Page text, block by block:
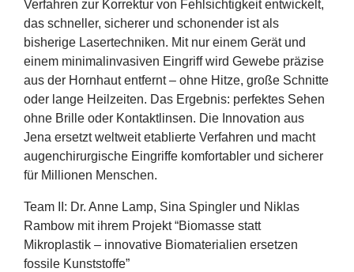
Verfahren zur Korrektur von Fehlsichtigkeit entwickelt,
das schneller, sicherer und schonender ist als
bisherige Lasertechniken. Mit nur einem Gerät und
einem minimalinvasiven Eingriff wird Gewebe präzise
aus der Hornhaut entfernt – ohne Hitze, große Schnitte
oder lange Heilzeiten. Das Ergebnis: perfektes Sehen
ohne Brille oder Kontaktlinsen. Die Innovation aus
Jena ersetzt weltweit etablierte Verfahren und macht
augenchirurgische Eingriffe komfortabler und sicherer
für Millionen Menschen.
Team
: Dr. Anne Lamp, Sina Spingler und Niklas
Rambow mit ihrem Projekt“Biomasse statt
Mikroplastik – innovative Biomaterialien ersetzen
fossile Kunststoffe”